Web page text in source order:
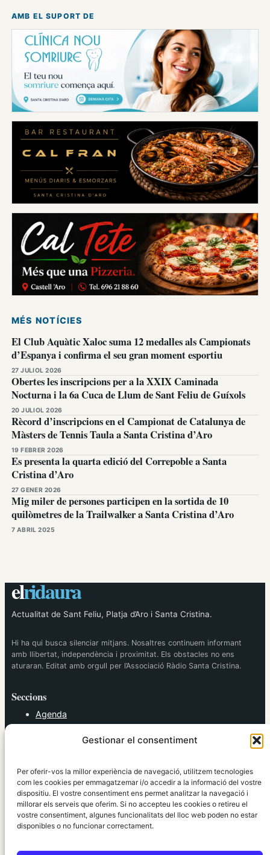
Gestionar el consentiment
Per oferir-vos la millor experiència de navegació, utilitzem tecnologies
com les cookies per emmagatzemar i/o accedir a la informació del vostre
dispositiu. El vostre consentiment ens permet analitzar la navegació i
millorar els serveis que oferim. Si no accepteu les cookies o retireu el
vostre consentiment, algunes funcionalitats del lloc web poden no estar
disponibles o no funcionar correctament.
AMB EL SUPORT DE
MÉS NOTÍCIES
El Club Aquàtic Xaloc suma 12 medalles als Campionats
d’Espanya i confirma el seu gran moment esportiu
27 JULIOL 2026
Obertes les inscripcions per a la XXIX Caminada
Nocturna i la 6a Cuca de Llum de Sant Feliu de Guíxols
20 JULIOL 2026
Rècord d’inscripcions en el Campionat de Catalunya de
Màsters de Tennis Taula a Santa Cristina d’Aro
19 FEBRER 2026
Es presenta la quarta edició del Correpoble a Santa
Cristina d’Aro
27 GENER 2026
Mig miler de persones participen en la sortida de 10
quilòmetres de la Trailwalker a Santa Cristina d’Aro
7 ABRIL 2025
elridaura
Actualitat de Sant Feliu, Platja d’Aro i Santa Cristina.
Hi ha qui busca silenciar mitjans. Nosaltres continuem informant
amb llibertat, independència i proximitat. Els obstacles no ens
aturaran. Editat amb orgull per l’Associació Ràdio Santa Cristina.
Seccions
Agenda
Política
Societat
Tendències
elRidaura.com